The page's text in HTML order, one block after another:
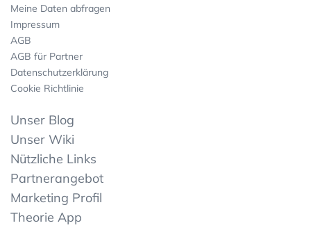
Meine Daten abfragen
Impressum
AGB
AGB für Partner
Datenschutzerklärung
Cookie Richtlinie
Unser Blog
Unser Wiki
Nützliche Links
Partnerangebot
Marketing Profil
Theorie App